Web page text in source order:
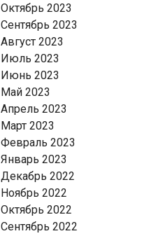
Октябрь 2023
Сентябрь 2023
Август 2023
Июль 2023
Июнь 2023
Май 2023
Апрель 2023
Март 2023
Февраль 2023
Январь 2023
Декабрь 2022
Ноябрь 2022
Октябрь 2022
Сентябрь 2022